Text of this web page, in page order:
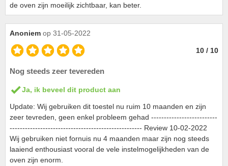
de oven zijn moeilijk zichtbaar, kan beter.
Anoniem op 31-05-2022
10 / 10
Nog steeds zeer tevereden
Ja, ik beveel dit product aan
Update: Wij gebruiken dit toestel nu ruim 10 maanden en zijn
zeer tevreden, geen enkel probleem gehad --------------------------
---------------------------------------------------- Review 10-02-2022
Wij gebruiken niet fornuis nu 4 maanden maar zijn nog steeds
laaiend enthousiast vooral de vele instelmogelijkheden van de
oven zijn enorm.